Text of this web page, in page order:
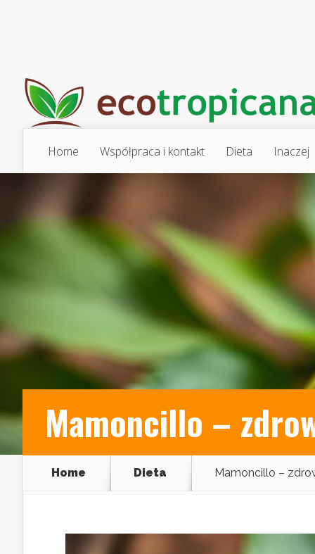
Home Współpraca i kontakt Dieta Inaczej
Mamoncillo –
Home Dieta Mamoncillo –